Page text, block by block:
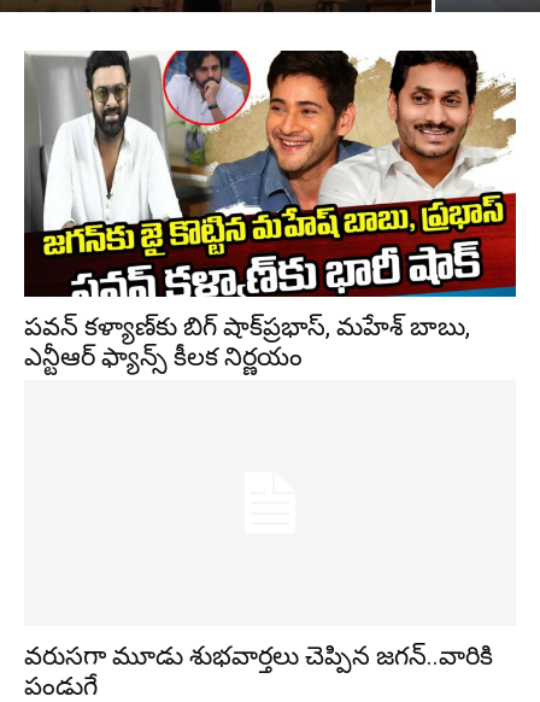
ప‌వ‌న్ క‌ళ్యాణ్‌కు బిగ్ షాక్‌ప్ర‌భాస్‌, మ‌హేశ్ బాబు,
ఎన్టీఆర్ ఫ్యాన్స్ కీల‌క నిర్ణ‌యం
వరుసగా మూడు శుభవార్తలు చెప్పిన జగన్..వారికి
పండుగే